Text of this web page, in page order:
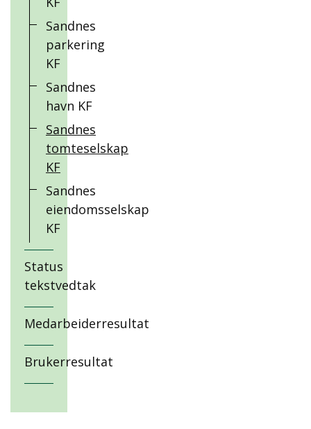
Sandnes
parkering
KF
Sandnes
havn KF
Sandnes
tomteselskap
KF
Sandnes
eiendomsselskap
KF
Status
tekstvedtak
Medarbeiderresultat
Brukerresultat